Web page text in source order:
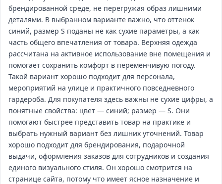
брендированной среде, не перегружая образ лишними
деталями. В выбранном варианте важно, что оттенок
синий, размер S поданы не как сухие параметры, а как
часть общего впечатления от товара. Верхняя одежда
рассчитана на активное использование вне помещения и
помогает сохранить комфорт в переменчивую погоду.
Такой вариант хорошо подходит для персонала,
мероприятий на улице и практичного повседневного
гардероба. Для покупателя здесь важны не сухие цифры, а
понятные свойства: цвет — синий; размер — S. Они
помогают быстрее представить товар на практике и
выбрать нужный вариант без лишних уточнений. Товар
хорошо подходит для брендирования, подарочной
выдачи, оформления заказов для сотрудников и создания
единого визуального стиля. Он хорошо смотрится на
странице сайта, потому что имеет ясное назначение и